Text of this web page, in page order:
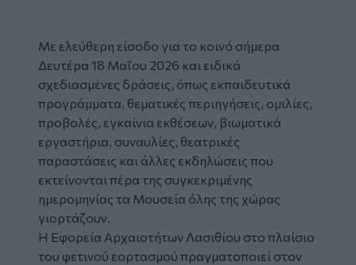
Με ελεύθερη είσοδο για το κοινό σήμερα
Δευτέρα 18 Μαΐου 2026 και ειδικά
σχεδιασμένες δράσεις, όπως εκπαιδευτικά
προγράμματα, θεματικές περιηγήσεις, ομιλίες,
προβολές, εγκαίνια εκθέσεων, βιωματικά
εργαστήρια, συναυλίες, θεατρικές
παραστάσεις και άλλες εκδηλώσεις που
εκτείνονται πέρα της συγκεκριμένης
ημερομηνίας τα Μουσεία όλης της χώρας
γιορτάζουν.
Η Εφορεία Αρχαιοτήτων Λασιθίου στο πλαίσιο
του φετινού εορτασμού πραγματοποιεί στον